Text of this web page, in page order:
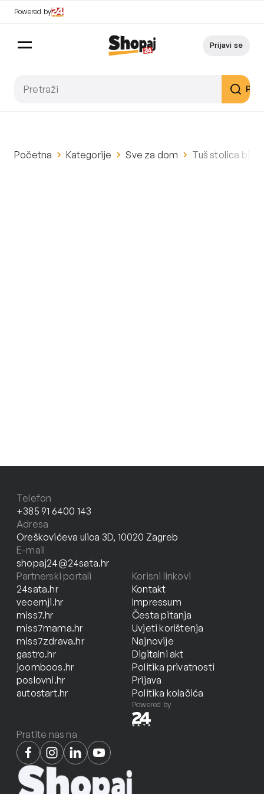
Powered by
Prijavi se
Početna Kategorije Sve za dom Tuš stolica
Telefon
+385 91 6400 143
Adresa
Oreškovićeva ulica 3D, 10020 Zagreb
E-mail
shopaj24@24sata.hr
Partnerski portali
24sata.hr
vecernji.hr
miss7.hr
miss7mama.hr
miss7zdrava.hr
gastro.hr
joomboos.hr
poslovni.hr
autostart.hr
Korisni linkovi
Kontakt
Impressum
Česta pitanja
Uvjeti korištenja
Najnovije
Digitalni akt
Politika privatnosti
Prijava
Politika kolačića
Powered by
Pratite nas na